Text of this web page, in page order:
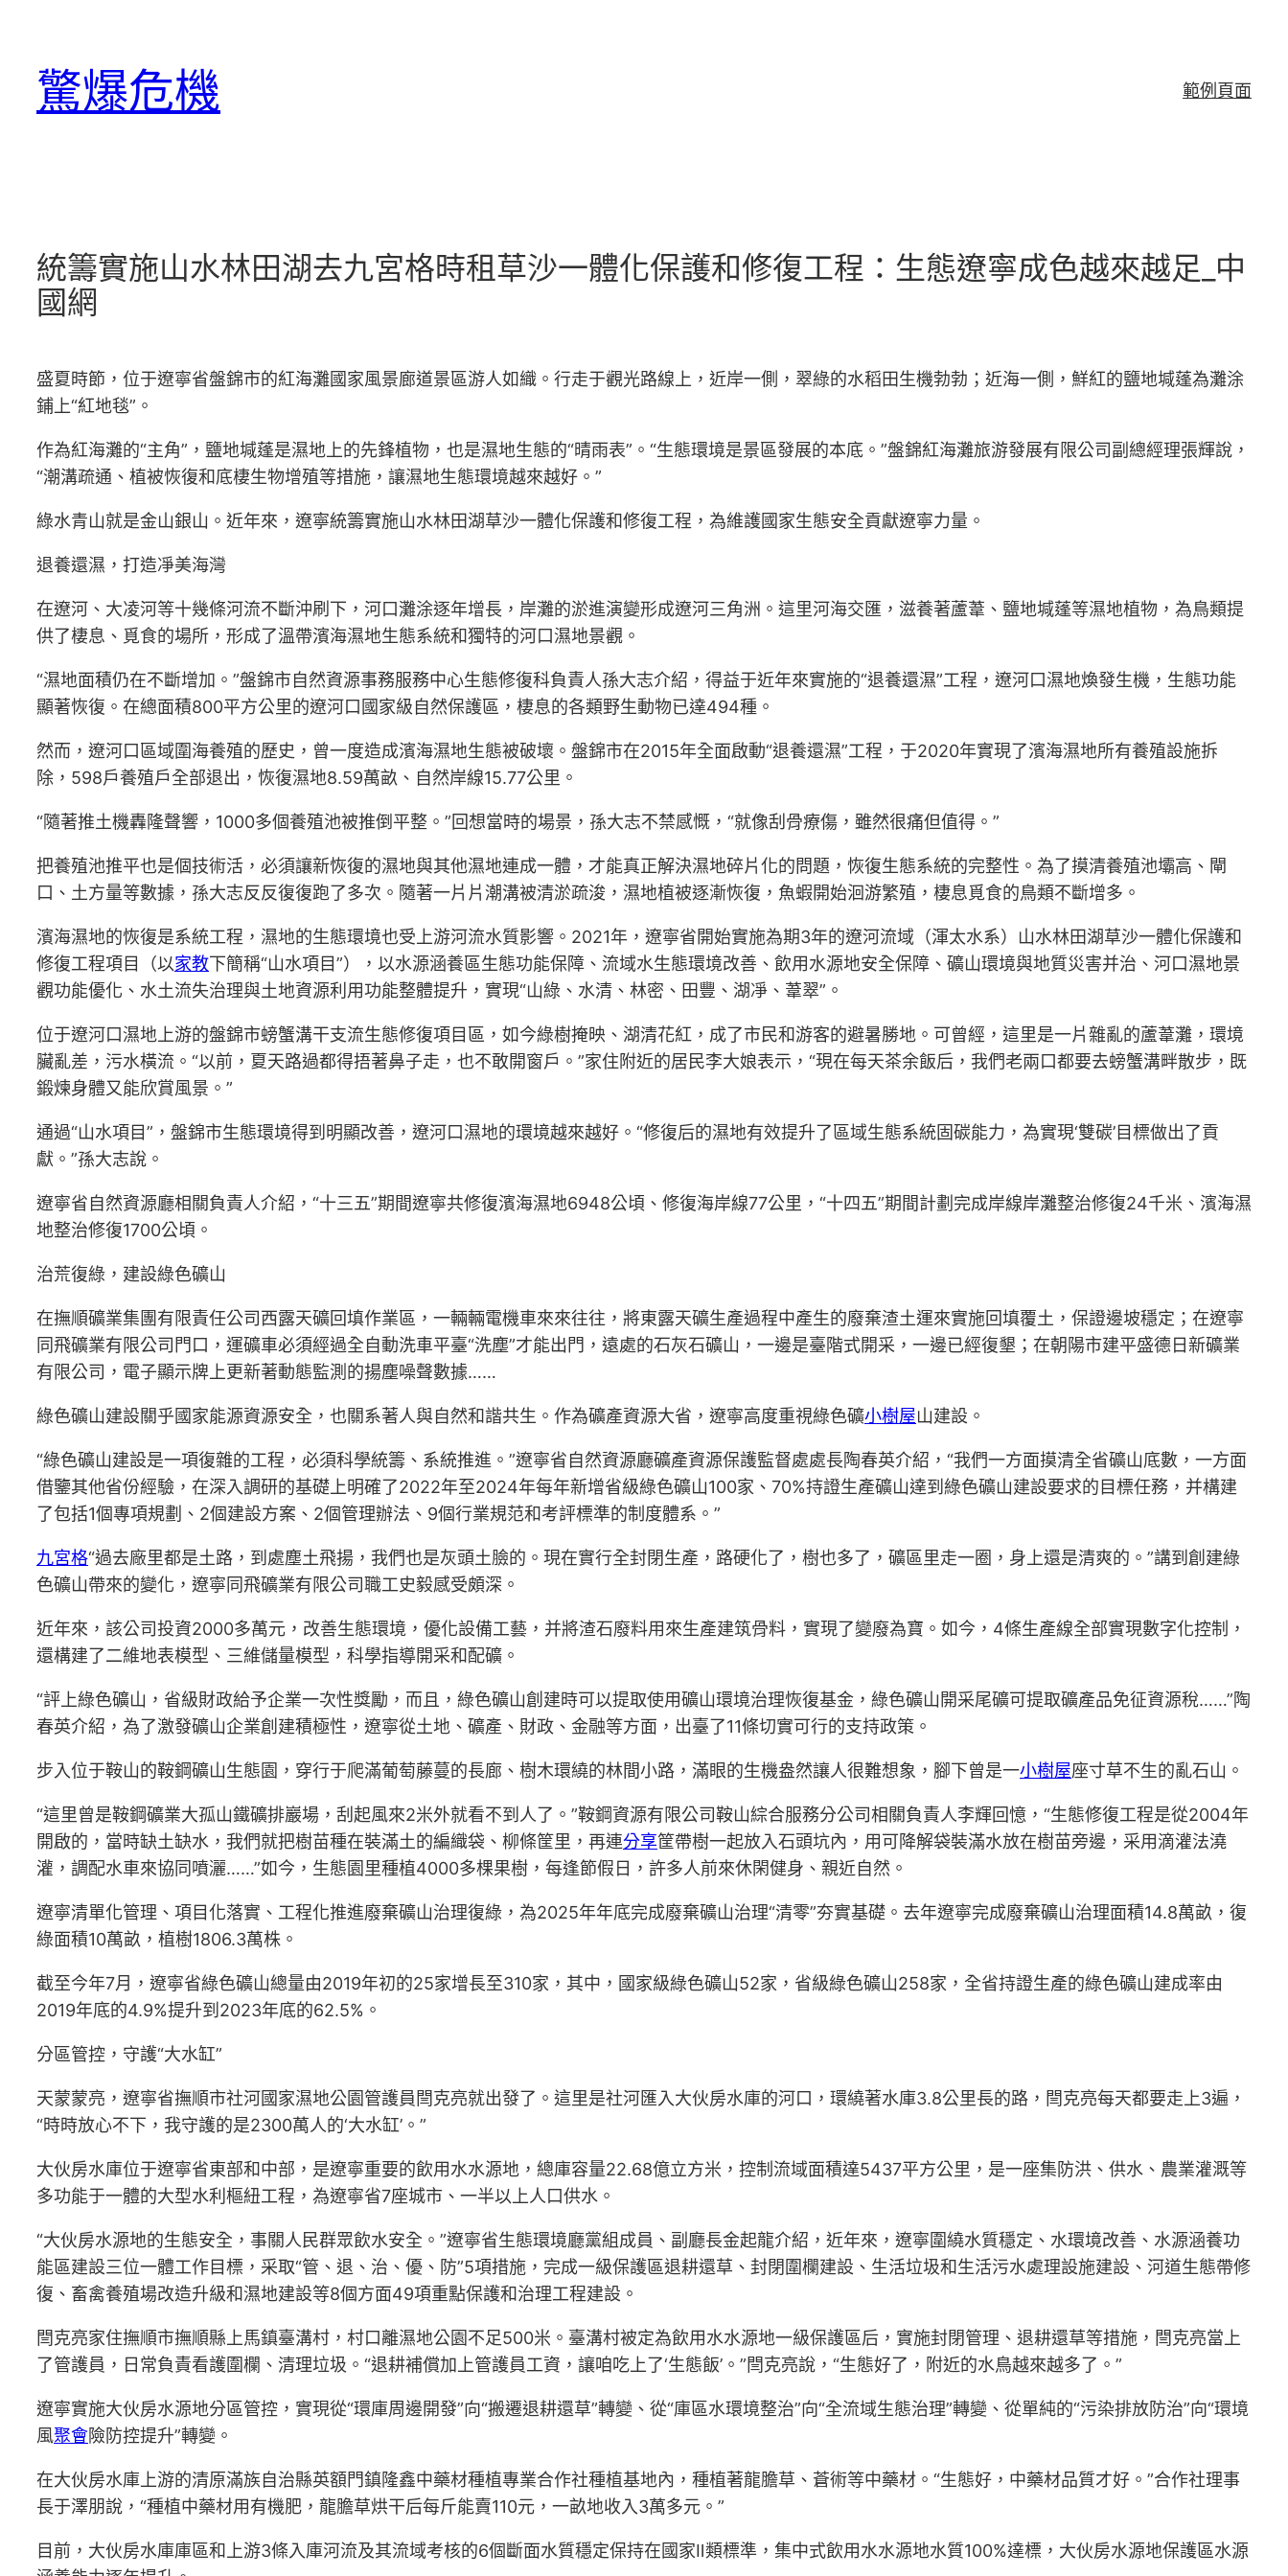
驚爆危機 範例頁面
統籌實施山水林田湖去九宮格時租草沙一體化保護和修復工程：生態遼寧成色越來越足_中
國網
盛夏時節，位于遼寧省盤錦市的紅海灘國家風景廊道景區游人如織。行走于觀光路線上，近岸一側，翠綠的水稻田生機勃勃；近海一側，鮮紅的鹽地堿蓬為灘涂
鋪上“紅地毯”。
作為紅海灘的“主角”，鹽地堿蓬是濕地上的先鋒植物，也是濕地生態的“晴雨表”。“生態環境是景區發展的本底。”盤錦紅海灘旅游發展有限公司副總經理張輝說，
“潮溝疏通、植被恢復和底棲生物增殖等措施，讓濕地生態環境越來越好。”
綠水青山就是金山銀山。近年來，遼寧統籌實施山水林田湖草沙一體化保護和修復工程，為維護國家生態安全貢獻遼寧力量。
退養還濕，打造凈美海灣
在遼河、大凌河等十幾條河流不斷沖刷下，河口灘涂逐年增長，岸灘的淤進演變形成遼河三角洲。這里河海交匯，滋養著蘆葦、鹽地堿蓬等濕地植物，為鳥類提
供了棲息、覓食的場所，形成了溫帶濱海濕地生態系統和獨特的河口濕地景觀。
“濕地面積仍在不斷增加。”盤錦市自然資源事務服務中心生態修復科負責人孫大志介紹，得益于近年來實施的“退養還濕”工程，遼河口濕地煥發生機，生態功能
顯著恢復。在總面積800平方公里的遼河口國家級自然保護區，棲息的各類野生動物已達494種。
然而，遼河口區域圍海養殖的歷史，曾一度造成濱海濕地生態被破壞。盤錦市在2015年全面啟動“退養還濕”工程，于2020年實現了濱海濕地所有養殖設施拆
除，598戶養殖戶全部退出，恢復濕地8.59萬畝、自然岸線15.77公里。
“隨著推土機轟隆聲響，1000多個養殖池被推倒平整。”回想當時的場景，孫大志不禁感慨，“就像刮骨療傷，雖然很痛但值得。”
把養殖池推平也是個技術活，必須讓新恢復的濕地與其他濕地連成一體，才能真正解決濕地碎片化的問題，恢復生態系統的完整性。為了摸清養殖池壩高、閘
口、土方量等數據，孫大志反反復復跑了多次。隨著一片片潮溝被清淤疏浚，濕地植被逐漸恢復，魚蝦開始洄游繁殖，棲息覓食的鳥類不斷增多。
濱海濕地的恢復是系統工程，濕地的生態環境也受上游河流水質影響。2021年，遼寧省開始實施為期3年的遼河流域（渾太水系）山水林田湖草沙一體化保護和
修復工程項目（以家教下簡稱“山水項目”），以水源涵養區生態功能保障、流域水生態環境改善、飲用水源地安全保障、礦山環境與地質災害并治、河口濕地景
觀功能優化、水土流失治理與土地資源利用功能整體提升，實現“山綠、水清、林密、田豐、湖凈、葦翠”。
位于遼河口濕地上游的盤錦市螃蟹溝干支流生態修復項目區，如今綠樹掩映、湖清花紅，成了市民和游客的避暑勝地。可曾經，這里是一片雜亂的蘆葦灘，環境
臟亂差，污水橫流。“以前，夏天路過都得捂著鼻子走，也不敢開窗戶。”家住附近的居民李大娘表示，“現在每天茶余飯后，我們老兩口都要去螃蟹溝畔散步，既
鍛煉身體又能欣賞風景。”
通過“山水項目”，盤錦市生態環境得到明顯改善，遼河口濕地的環境越來越好。“修復后的濕地有效提升了區域生態系統固碳能力，為實現‘雙碳’目標做出了貢
獻。”孫大志說。
遼寧省自然資源廳相關負責人介紹，“十三五”期間遼寧共修復濱海濕地6948公頃、修復海岸線77公里，“十四五”期間計劃完成岸線岸灘整治修復24千米、濱海濕
地整治修復1700公頃。
治荒復綠，建設綠色礦山
在撫順礦業集團有限責任公司西露天礦回填作業區，一輛輛電機車來來往往，將東露天礦生產過程中產生的廢棄渣土運來實施回填覆土，保證邊坡穩定；在遼寧
同飛礦業有限公司門口，運礦車必須經過全自動洗車平臺“洗塵”才能出門，遠處的石灰石礦山，一邊是臺階式開采，一邊已經復墾；在朝陽市建平盛德日新礦業
有限公司，電子顯示牌上更新著動態監測的揚塵噪聲數據……
綠色礦山建設關乎國家能源資源安全，也關系著人與自然和諧共生。作為礦產資源大省，遼寧高度重視綠色礦小樹屋山建設。
“綠色礦山建設是一項復雜的工程，必須科學統籌、系統推進。”遼寧省自然資源廳礦產資源保護監督處處長陶春英介紹，“我們一方面摸清全省礦山底數，一方面
借鑒其他省份經驗，在深入調研的基礎上明確了2022年至2024年每年新增省級綠色礦山100家、70%持證生產礦山達到綠色礦山建設要求的目標任務，并構建
了包括1個專項規劃、2個建設方案、2個管理辦法、9個行業規范和考評標準的制度體系。”
九宮格“過去廠里都是土路，到處塵土飛揚，我們也是灰頭土臉的。現在實行全封閉生產，路硬化了，樹也多了，礦區里走一圈，身上還是清爽的。”講到創建綠
色礦山帶來的變化，遼寧同飛礦業有限公司職工史毅感受頗深。
近年來，該公司投資2000多萬元，改善生態環境，優化設備工藝，并將渣石廢料用來生產建筑骨料，實現了變廢為寶。如今，4條生產線全部實現數字化控制，
還構建了二維地表模型、三維儲量模型，科學指導開采和配礦。
“評上綠色礦山，省級財政給予企業一次性獎勵，而且，綠色礦山創建時可以提取使用礦山環境治理恢復基金，綠色礦山開采尾礦可提取礦產品免征資源稅……”陶
春英介紹，為了激發礦山企業創建積極性，遼寧從土地、礦產、財政、金融等方面，出臺了11條切實可行的支持政策。
步入位于鞍山的鞍鋼礦山生態園，穿行于爬滿葡萄藤蔓的長廊、樹木環繞的林間小路，滿眼的生機盎然讓人很難想象，腳下曾是一小樹屋座寸草不生的亂石山。
“這里曾是鞍鋼礦業大孤山鐵礦排巖場，刮起風來2米外就看不到人了。”鞍鋼資源有限公司鞍山綜合服務分公司相關負責人李輝回憶，“生態修復工程是從2004年
開啟的，當時缺土缺水，我們就把樹苗種在裝滿土的編織袋、柳條筐里，再連分享筐帶樹一起放入石頭坑內，用可降解袋裝滿水放在樹苗旁邊，采用滴灌法澆
灌，調配水車來協同噴灑……”如今，生態園里種植4000多棵果樹，每逢節假日，許多人前來休閑健身、親近自然。
遼寧清單化管理、項目化落實、工程化推進廢棄礦山治理復綠，為2025年年底完成廢棄礦山治理“清零”夯實基礎。去年遼寧完成廢棄礦山治理面積14.8萬畝，復
綠面積10萬畝，植樹1806.3萬株。
截至今年7月，遼寧省綠色礦山總量由2019年初的25家增長至310家，其中，國家級綠色礦山52家，省級綠色礦山258家，全省持證生產的綠色礦山建成率由
2019年底的4.9%提升到2023年底的62.5%。
分區管控，守護“大水缸”
天蒙蒙亮，遼寧省撫順市社河國家濕地公園管護員閆克亮就出發了。這里是社河匯入大伙房水庫的河口，環繞著水庫3.8公里長的路，閆克亮每天都要走上3遍，
“時時放心不下，我守護的是2300萬人的‘大水缸’。”
大伙房水庫位于遼寧省東部和中部，是遼寧重要的飲用水水源地，總庫容量22.68億立方米，控制流域面積達5437平方公里，是一座集防洪、供水、農業灌溉等
多功能于一體的大型水利樞紐工程，為遼寧省7座城市、一半以上人口供水。
“大伙房水源地的生態安全，事關人民群眾飲水安全。”遼寧省生態環境廳黨組成員、副廳長金起龍介紹，近年來，遼寧圍繞水質穩定、水環境改善、水源涵養功
能區建設三位一體工作目標，采取“管、退、治、優、防”5項措施，完成一級保護區退耕還草、封閉圍欄建設、生活垃圾和生活污水處理設施建設、河道生態帶修
復、畜禽養殖場改造升級和濕地建設等8個方面49項重點保護和治理工程建設。
閆克亮家住撫順市撫順縣上馬鎮臺溝村，村口離濕地公園不足500米。臺溝村被定為飲用水水源地一級保護區后，實施封閉管理、退耕還草等措施，閆克亮當上
了管護員，日常負責看護圍欄、清理垃圾。“退耕補償加上管護員工資，讓咱吃上了‘生態飯’。”閆克亮說，“生態好了，附近的水鳥越來越多了。”
遼寧實施大伙房水源地分區管控，實現從“環庫周邊開發”向“搬遷退耕還草”轉變、從“庫區水環境整治”向“全流域生態治理”轉變、從單純的“污染排放防治”向“環境
風聚會險防控提升”轉變。
在大伙房水庫上游的清原滿族自治縣英額門鎮隆鑫中藥材種植專業合作社種植基地內，種植著龍膽草、蒼術等中藥材。“生態好，中藥材品質才好。”合作社理事
長于澤朋說，“種植中藥材用有機肥，龍膽草烘干后每斤能賣110元，一畝地收入3萬多元。”
目前，大伙房水庫庫區和上游3條入庫河流及其流域考核的6個斷面水質穩定保持在國家Ⅱ類標準，集中式飲用水水源地水質100%達標，大伙房水源地保護區水源